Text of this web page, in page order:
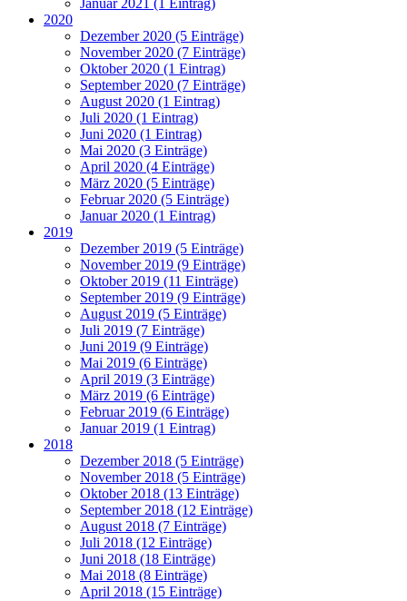
2020
Dezember 2020 (5 Einträge)
November 2020 (7 Einträge)
Oktober 2020 (1 Eintrag)
September 2020 (7 Einträge)
August 2020 (1 Eintrag)
Juli 2020 (1 Eintrag)
Juni 2020 (1 Eintrag)
Mai 2020 (3 Einträge)
April 2020 (4 Einträge)
März 2020 (5 Einträge)
Februar 2020 (5 Einträge)
Januar 2020 (1 Eintrag)
2019
Dezember 2019 (5 Einträge)
November 2019 (9 Einträge)
Oktober 2019 (11 Einträge)
September 2019 (9 Einträge)
August 2019 (5 Einträge)
Juli 2019 (7 Einträge)
Juni 2019 (9 Einträge)
Mai 2019 (6 Einträge)
April 2019 (3 Einträge)
März 2019 (6 Einträge)
Februar 2019 (6 Einträge)
Januar 2019 (1 Eintrag)
2018
Dezember 2018 (5 Einträge)
November 2018 (5 Einträge)
Oktober 2018 (13 Einträge)
September 2018 (12 Einträge)
August 2018 (7 Einträge)
Juli 2018 (12 Einträge)
Juni 2018 (18 Einträge)
Mai 2018 (8 Einträge)
April 2018 (15 Einträge)